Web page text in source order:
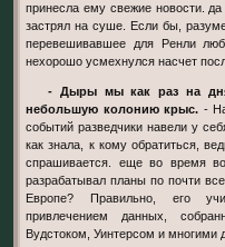
принесла ему свежие новости.
застрял на суше. Если бы,
перевешивавшее для Ренли
нехорошо усмехнулся насчет
- Дыры мы как раз на днях на совесть заткнули, потравив
небольшую колонию крыс. -
событий разведчики навели у
как знала, к кому обратиться,
спрашивается. еще во время
разрабатывал планы по почти
Европе? Правильно, его
привлечением данных,
Вудстоком, Уинтерсом и многими